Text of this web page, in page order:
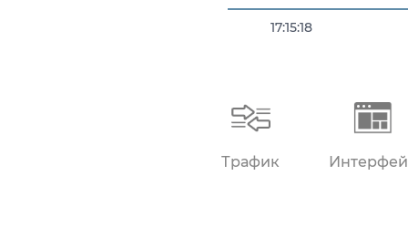
17:15:18
Трафик